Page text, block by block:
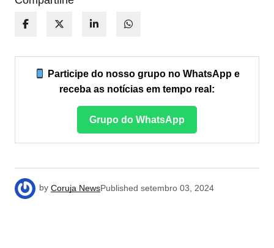
Participe do nosso grupo no WhatsApp e
receba as notícias em tempo real:
Grupo do WhatsApp
by Coruja NewsPublished setembro 03, 2024